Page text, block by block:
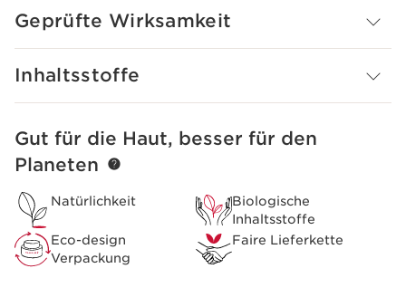
Vorsichtsmaßnahme bei der Verwendung:
Das Clarins Plus
Die Produkte der Linie Clarins AROMA besitzen
reichhaltige Formeln, die im Schönheitsinstitut
Wirkung für Haut und Geist bekannt sind.
Geprüfte Wirksamkeit
Inhaltsstoffe
WEITER ZUM INHALT
Gut für die Haut, besser für den
Planeten
Natürlichkeit
Biologische
Inhaltsstoffe
Eco-design
Verpackung
Faire Lieferkette